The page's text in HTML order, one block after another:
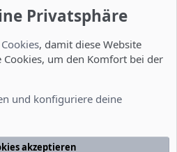
Datenschutzerklärung
Privatsphäre
Cookies, damit diese Website
um den Komfort bei der
und konfiguriere deine
akzeptieren